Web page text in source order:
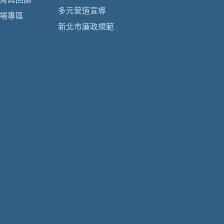
專區
多元管道宣導
新北市廉政規範